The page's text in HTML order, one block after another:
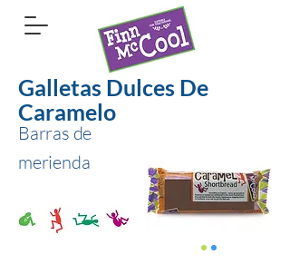
Barras de
merienda
Galletas Dulces De
Caramelo